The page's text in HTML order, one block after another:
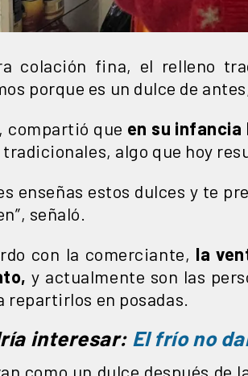
colación fina, el relleno
porque es un dulce de
compartió que en su
algo que hoy
enseñas estos dulces y te
señaló.
con la comerciante, la
y actualmente son las
repartirlos en posadas.
interesar: El frío no
como un dulce después de